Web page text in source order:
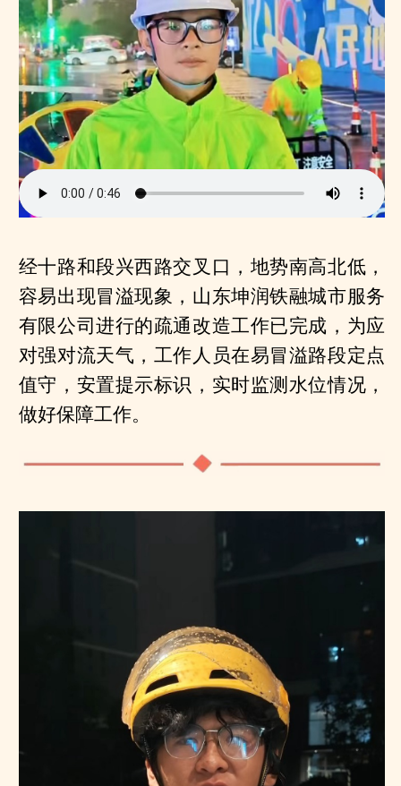
经十路和段兴西路交叉口，地势南高北低，
容易出现冒溢现象，山东坤润铁融城市服务
有限公司进行的疏通改造工作已完成，为应
对强对流天气，工作人员在易冒溢路段定点
值守，安置提示标识，实时监测水位情况，
做好保障工作。